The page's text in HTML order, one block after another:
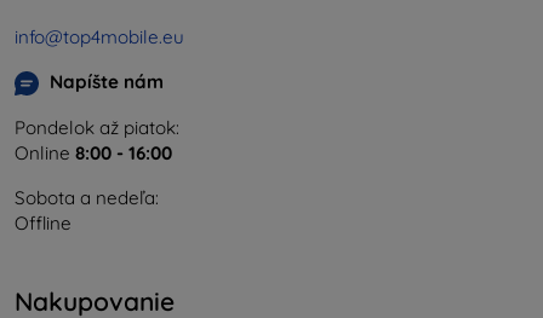
info@top4mobile.eu
Napíšte nám
Pondelok až piatok:
Online 8:00 - 16:00
Sobota a nedeľa:
Offline
Nakupovanie